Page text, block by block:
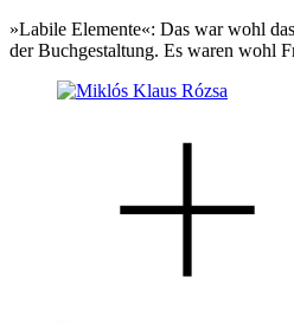
»Labile Elemente«: Das war wohl
der Buchgestaltung. Es waren wohl